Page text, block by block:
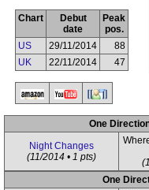
Chart
Debut
date
Peak
pos.
US
29/11/2014
88
UK
22/11/2014 47
One
Night Changes
(11/2014 • 1 pts)
One